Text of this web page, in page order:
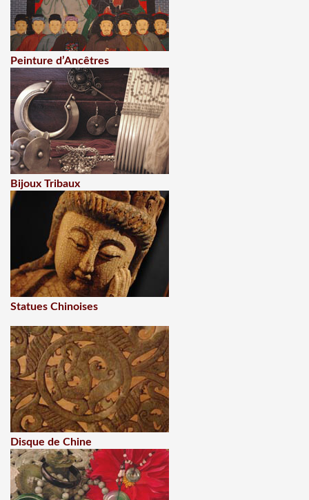
Peinture d’Ancêtres
Bijoux Tribaux
Statues Chinoises
Disque de Chine